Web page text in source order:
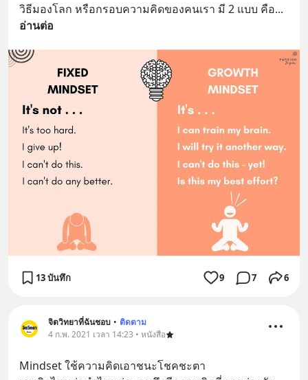
วิธีมองโลก หรือกรอบความคิดของคนเรา มี 2 แบบ คือ
อ่านต่อ
13 บันทึก 9 7 6
จิตวิทยาที่ฉันชอบ • ติดตาม
4 ก.พ. 2021 เวลา 14:23 • หนังสือ
Mindset ใช้ความคิดเอาชนะโชคชะตา